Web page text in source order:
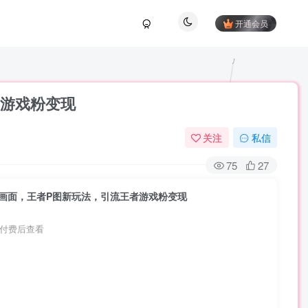
开通会员
戏粉变现
关注 私信
75 27
面，王者P图新玩法，引流王者游戏粉变现
费后查看